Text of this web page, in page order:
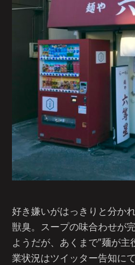
好き嫌いがはっきりと分か
獣臭。スープの味合わせが
ようだが、あくまで”麺が
業状況はツイッター告知に